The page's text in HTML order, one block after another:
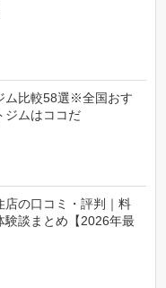
ム比較58選※全国おす
ジムはココだ
店の口コミ・評判｜料
験談まとめ【2026年最